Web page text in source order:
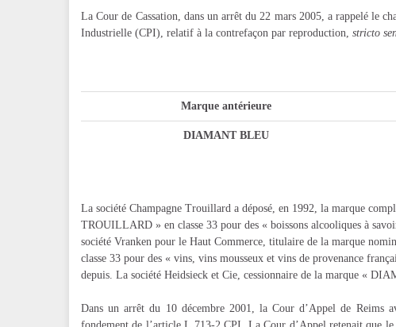
La Cour de Cassation, dans un arrêt du 22 mars 2005, a rappelé le
Industrielle (CPI), relatif à la contrefaçon par reproduction, stricto
Marque antérieure
DIAMANT BLEU
La société Champagne Trouillard a déposé, en 1992, la marque
TROUILLARD » en classe 33 pour des « boissons alcooliques à
société Vranken pour le Haut Commerce, titulaire de la marque
classe 33 pour des « vins, vins mousseux et vins de provenance
depuis. La société Heidsieck et Cie, cessionnaire de la marque «
Dans un arrêt du 10 décembre 2001, la Cour d’Appel de Reims